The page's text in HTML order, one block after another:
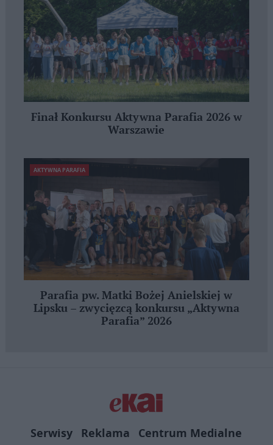
Finał Konkursu Aktywna Parafia 2026 w
Warszawie
AKTYWNA PARAFIA
Parafia pw. Matki Bożej Anielskiej w
Lipsku – zwycięzcą konkursu „Aktywna
Parafia” 2026
Serwisy Reklama Centrum Medialne